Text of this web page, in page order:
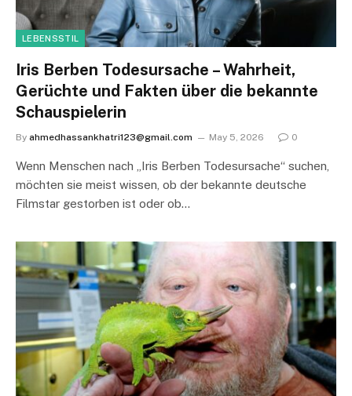
LEBENSSTIL
Iris Berben Todesursache – Wahrheit,
Gerüchte und Fakten über die bekannte
Schauspielerin
By ahmedhassankhatri123@gmail.com May 5, 2026 0
Wenn Menschen nach „Iris Berben Todesursache“ suchen,
möchten sie meist wissen, ob der bekannte deutsche
Filmstar gestorben ist oder ob…